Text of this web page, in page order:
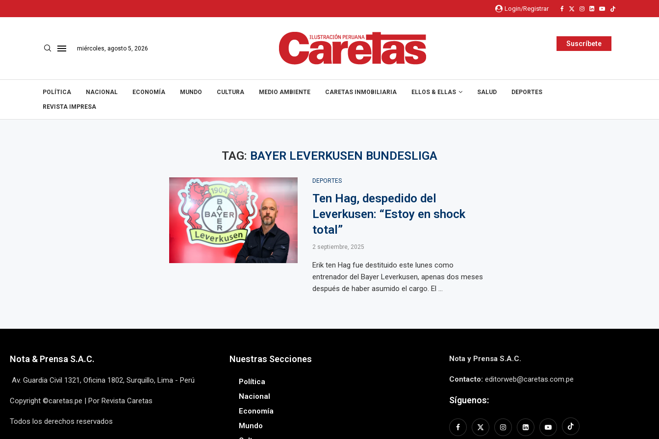
Login/Registrar
miércoles, agosto 5, 2026
Suscríbete
POLÍTICA NACIONAL ECONOMÍA MUNDO CULTURA MEDIO AMBIENTE CARETAS INMOBILIARIA ELLOS & ELLAS SALUD DEPORTES
REVISTA IMPRESA
TAG: BAYER LEVERKUSEN BUNDESLIGA
DEPORTES
Ten Hag, despedido del
Leverkusen: “Estoy en shock
total”
2 septiembre, 2025
Erik ten Hag fue destituido este lunes como
entrenador del Bayer Leverkusen, apenas dos meses
después de haber asumido el cargo. El ...
Nota & Prensa S.A.C.
Av. Guardia Civil 1321, Oficina 1802, Surquillo, Lima - Perú
Copyright ©caretas.pe | Por Revista Caretas
Todos los derechos reservados
Nuestras Secciones
Política
Nacional
Economía
Mundo
Nota y Prensa S.A.C.
Contacto: editorweb@caretas.com.pe
Síguenos: